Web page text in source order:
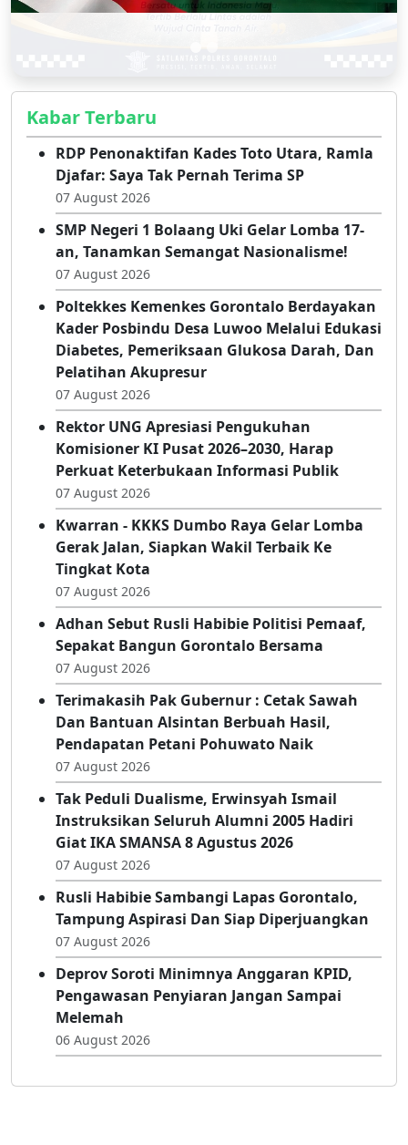
Kabar Terbaru
RDP Penonaktifan Kades Toto Utara, Ramla
Djafar: Saya Tak Pernah Terima SP
07 August 2026
SMP Negeri 1 Bolaang Uki Gelar Lomba 17-
an, Tanamkan Semangat Nasionalisme!
07 August 2026
Poltekkes Kemenkes Gorontalo Berdayakan
Kader Posbindu Desa Luwoo Melalui Edukasi
Diabetes, Pemeriksaan Glukosa Darah, Dan
Pelatihan Akupresur
07 August 2026
Rektor UNG Apresiasi Pengukuhan
Komisioner KI Pusat 2026–2030, Harap
Perkuat Keterbukaan Informasi Publik
07 August 2026
Kwarran - KKKS Dumbo Raya Gelar Lomba
Gerak Jalan, Siapkan Wakil Terbaik Ke
Tingkat Kota
07 August 2026
Adhan Sebut Rusli Habibie Politisi Pemaaf,
Sepakat Bangun Gorontalo Bersama
07 August 2026
Terimakasih Pak Gubernur : Cetak Sawah
Dan Bantuan Alsintan Berbuah Hasil,
Pendapatan Petani Pohuwato Naik
07 August 2026
Tak Peduli Dualisme, Erwinsyah Ismail
Instruksikan Seluruh Alumni 2005 Hadiri
Giat IKA SMANSA 8 Agustus 2026
07 August 2026
Rusli Habibie Sambangi Lapas Gorontalo,
Tampung Aspirasi Dan Siap Diperjuangkan
07 August 2026
Deprov Soroti Minimnya Anggaran KPID,
Pengawasan Penyiaran Jangan Sampai
Melemah
06 August 2026